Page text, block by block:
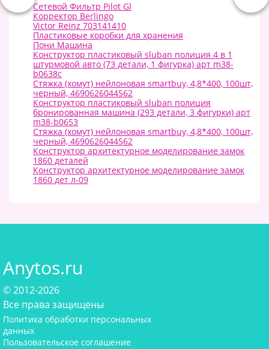
Сетевой Фильтр Pilot Gl
Корректор Berlingo
Victor Reinz 703141410
Пластиковые коробки для хранения
Пони Машина
Конструктор пластиковый sluban полиция 4 в 1
штурмовой авто (73 детали, 1 фигурка) арт m38-
b0638c
Стяжка (хомут) нейлоновая smartbuy, 4,8*400, 100шт,
черный, 4690626044562
Конструктор пластиковый sluban полиция
бронированная машина (293 детали, 3 фигурки) арт
m38-b0653
Стяжка (хомут) нейлоновая smartbuy, 4,8*400, 100шт,
черный, 4690626044562
Конструктор архитектурное моделирование замок
1860 деталей
Конструктор архитектурное моделирование замок
1860 дет л-09
Anytos.ru
© 2012-2026
Все права защищены
Политика обработки персональных
данных
Пользовательское соглашение